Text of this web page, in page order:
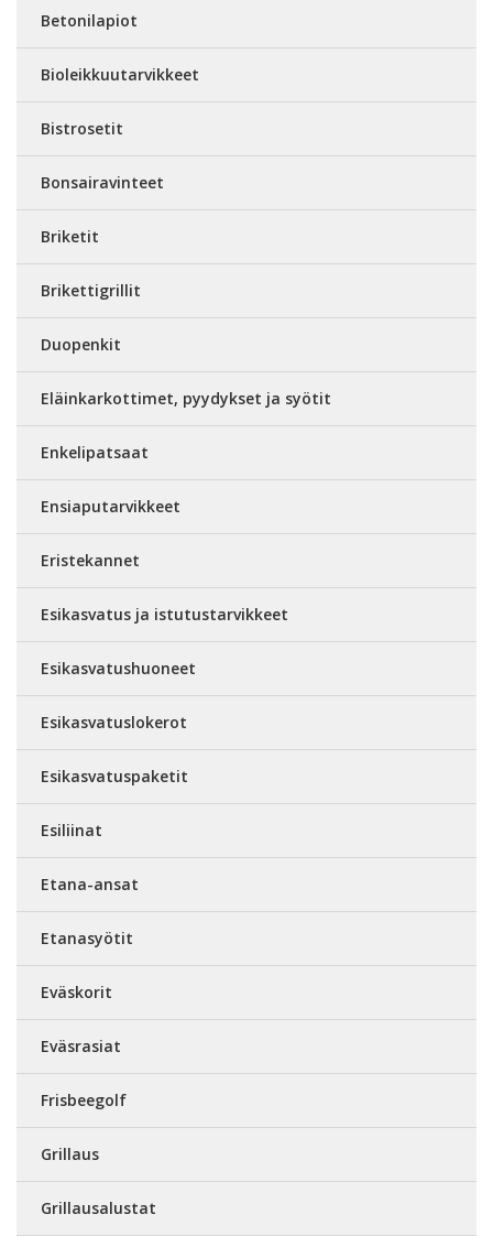
Betonilapiot
Bioleikkuutarvikkeet
Bistrosetit
Bonsairavinteet
Briketit
Brikettigrillit
Duopenkit
Eläinkarkottimet, pyydykset ja syötit
Enkelipatsaat
Ensiaputarvikkeet
Eristekannet
Esikasvatus ja istutustarvikkeet
Esikasvatushuoneet
Esikasvatuslokerot
Esikasvatuspaketit
Esiliinat
Etana-ansat
Etanasyötit
Eväskorit
Eväsrasiat
Frisbeegolf
Grillaus
Grillausalustat